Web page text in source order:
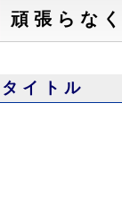
頑張らな
タイトル